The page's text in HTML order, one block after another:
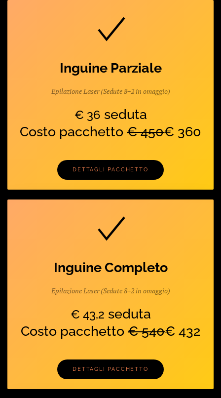
Inguine Parziale
Epilazione Laser (Sedute 8+2 in omaggio)
€ 36 seduta
Costo pacchetto € 450€ 360
DETTAGLI PACCHETTO
Inguine Completo
Epilazione Laser (Sedute 8+2 in omaggio)
€ 43,2 seduta
Costo pacchetto € 540€ 432
DETTAGLI PACCHETTO